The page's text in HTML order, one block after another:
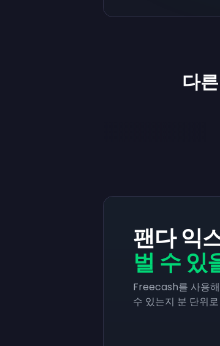
다른
팬다 익
벌 수 있
Freecash를 사용
수 있는지 분 단위